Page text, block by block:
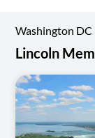
Washington DC
Lincoln